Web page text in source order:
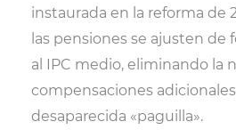
instaurada en la reforma de
las pensiones se ajusten de
al IPC medio, eliminando la
compensaciones
desaparecida «paguilla».